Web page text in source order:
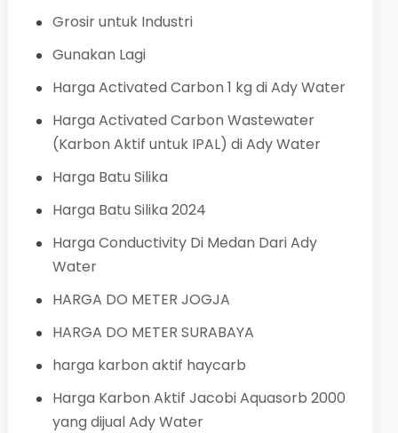
Grosir untuk Industri
Gunakan Lagi
Harga Activated Carbon 1 kg di Ady Water
Harga Activated Carbon Wastewater
(Karbon Aktif untuk IPAL) di Ady Water
Harga Batu Silika
Harga Batu Silika 2024
Harga Conductivity Di Medan Dari Ady
Water
HARGA DO METER JOGJA
HARGA DO METER SURABAYA
harga karbon aktif haycarb
Harga Karbon Aktif Jacobi Aquasorb 2000
yang dijual Ady Water